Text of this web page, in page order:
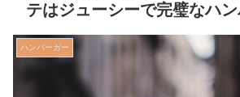
テはジューシーで完璧なハ
ハンバーガー